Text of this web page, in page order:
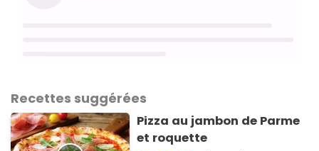
Recettes suggérées
Pizza au jambon de Parme
et roquette